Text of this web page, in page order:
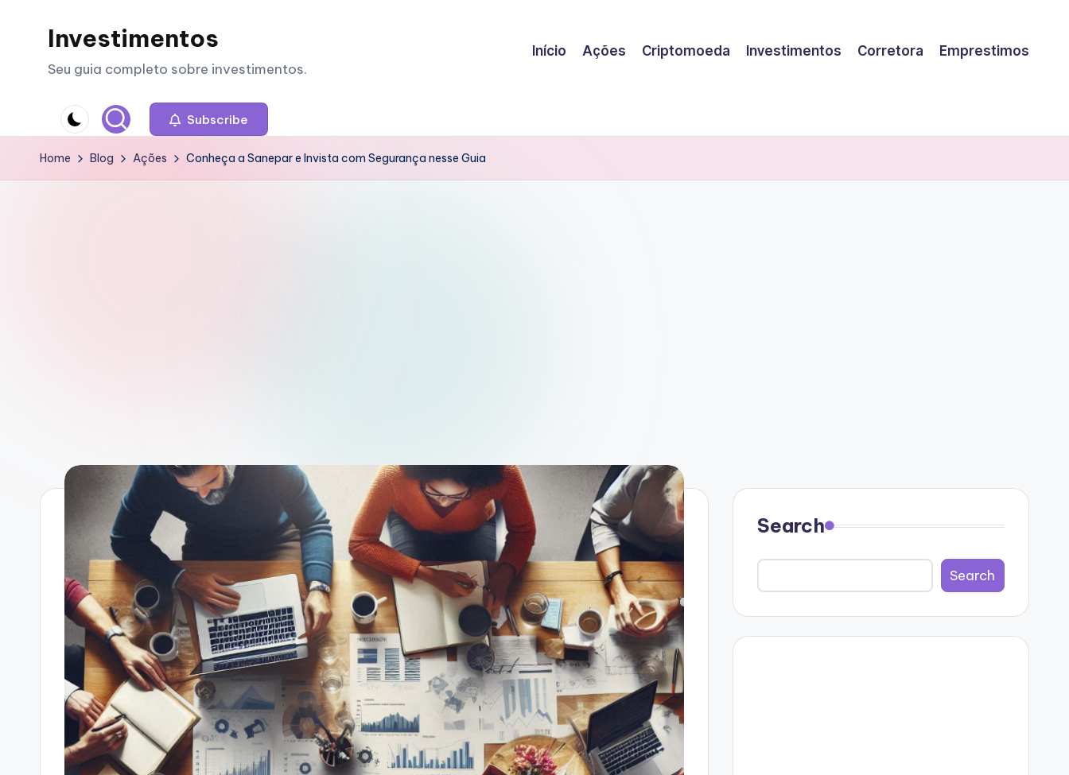
Investimentos
Seu guia completo sobre investimentos.
Início Ações Criptomoeda Investimentos Corretora Emprestimos
Subscribe
Home Blog Ações Conheça a Sanepar e Invista com Segurança nesse Guia
Search
Search